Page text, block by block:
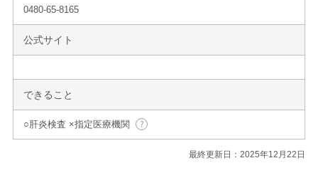
0480-65-8165
公式サイト
できること
○肝炎検査 ×指定医療機関
最終更新日：2025年12月22日